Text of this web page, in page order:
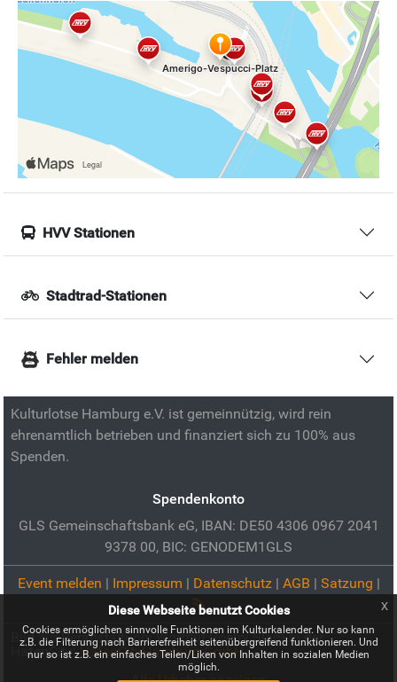
HVV Stationen
Stadtrad-Stationen
Fehler melden
Kulturlotse Hamburg e.V. ist gemeinnützig, wird rein
ehrenamtlich betrieben und finanziert sich zu 100% aus
Spenden.
Spendenkonto
GLS Gemeinschaftsbank eG, IBAN: DE50 4306 0967 2041
9378 00, BIC: GENODEM1GLS
Event melden | Impressum | Datenschutz| AGB | Satzung |
Bild zur Veranstaltung:Wortflut Poetry Slam in der
HafenCity:HafenCityHamburg GmbH
Diese Webseite benutzt Cookies
Cookies ermöglichen sinnvolle Funktionen im Kulturkalender. Nur so kann
z.B. die Filterung nach Barrierefreiheit seitenübergreifend funktionieren. Und
nur so ist z.B. ein einfaches Teilen/Liken von Inhalten in sozialen Medien
möglich.
x